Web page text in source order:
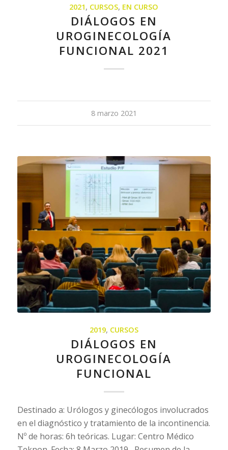
2021, CURSOS, EN CURSO
DIÁLOGOS EN
UROGINECOLOGÍA
FUNCIONAL 2021
8 marzo 2021
2019, CURSOS
DIÁLOGOS EN
UROGINECOLOGÍA
FUNCIONAL
Destinado a: Urólogos y ginecólogos involucrados
en el diagnóstico y tratamiento de la incontinencia.
Nº de horas: 6h teóricas. Lugar: Centro Médico